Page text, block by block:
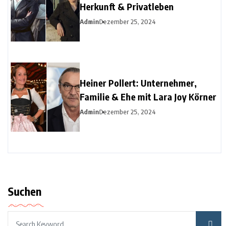
Herkunft & Privatleben
AdminDezember 25, 2024
Heiner Pollert: Unternehmer,
Familie & Ehe mit Lara Joy Körner
AdminDezember 25, 2024
Suchen